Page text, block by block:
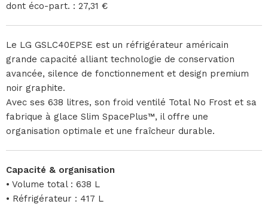
dont éco-part. : 27,31 €
Le LG GSLC40EPSE est un réfrigérateur américain
grande capacité alliant technologie de conservation
avancée, silence de fonctionnement et design premium
noir graphite.
Avec ses 638 litres, son froid ventilé Total No Frost et sa
fabrique à glace Slim SpacePlus™, il offre une
organisation optimale et une fraîcheur durable.
Capacité & organisation
• Volume total : 638 L
• Réfrigérateur : 417 L